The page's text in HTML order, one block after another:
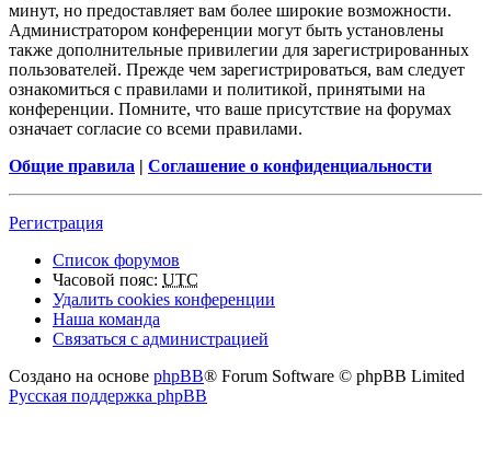
минут, но предоставляет вам более широкие возможности.
Администратором конференции могут быть установлены
также дополнительные привилегии для зарегистрированных
пользователей. Прежде чем зарегистрироваться, вам следует
ознакомиться с правилами и политикой, принятыми на
конференции. Помните, что ваше присутствие на форумах
означает согласие со всеми правилами.
Общие правила | Соглашение о конфиденциальности
Регистрация
Список форумов
Часовой пояс: UTC
Удалить cookies конференции
Наша команда
Связаться с администрацией
Создано на основе phpBB® Forum Software © phpBB Limited
Русская поддержка phpBB